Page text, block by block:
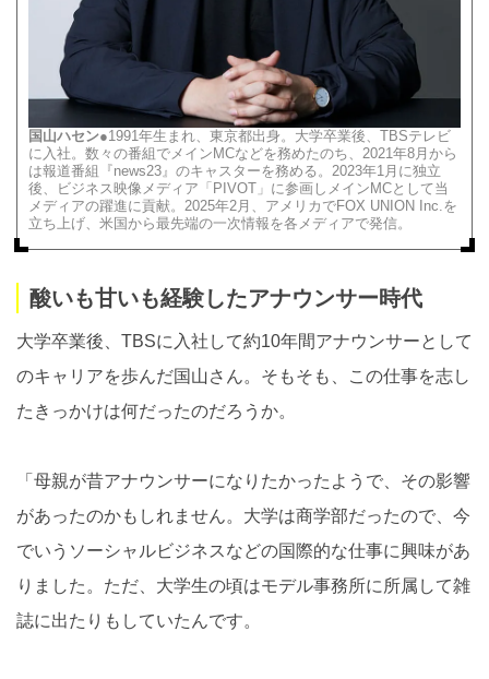
国山ハセン●1991年生まれ、東京都出身。大学卒業後、TBSテレビ
に入社。数々の番組でメインMCなどを務めたのち、2021年8月から
は報道番組『news23』のキャスターを務める。2023年1月に独立
後、ビジネス映像メディア「PIVOT」に参画しメインMCとして当
メディアの躍進に貢献。2025年2月、アメリカでFOX UNION Inc.を
立ち上げ、米国から最先端の一次情報を各メディアで発信。
酸いも甘いも経験したアナウンサー時代
大学卒業後、TBSに入社して約10年間アナウンサーとして
のキャリアを歩んだ国山さん。そもそも、この仕事を志し
たきっかけは何だったのだろうか。
「母親が昔アナウンサーになりたかったようで、その影響
があったのかもしれません。大学は商学部だったので、今
でいうソーシャルビジネスなどの国際的な仕事に興味があ
りました。ただ、大学生の頃はモデル事務所に所属して雑
誌に出たりもしていたんです。